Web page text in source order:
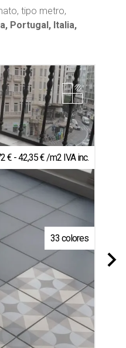
tipo metro,
Portugal, Italia,
€ -42,35€Rango
de
precios:
desde
36,72 €
hasta
42,35 €
/m2 IVA inc.
33 colores